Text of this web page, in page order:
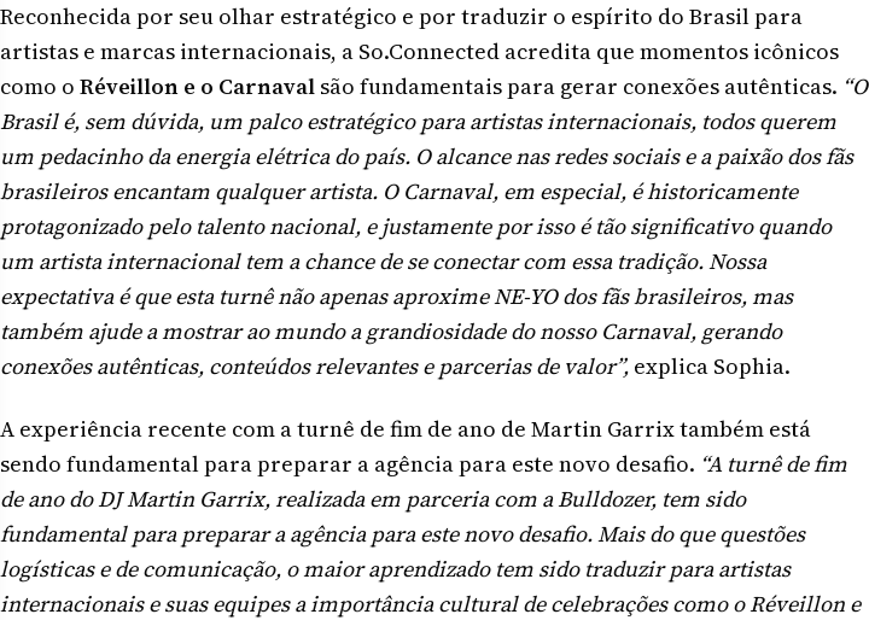
Reconhecida por seu olhar estratégico e por traduzir o espírito do Brasil para
artistas e marcas internacionais, a So.Connected acredita que momentos icônicos
como o Réveillon e o Carnaval são fundamentais para gerar conexões autênticas. “O
Brasil é, sem dúvida, um palco estratégico para artistas internacionais, todos querem
um pedacinho da energia elétrica do país. O alcance nas redes sociais e a paixão dos fãs
brasileiros encantam qualquer artista. O Carnaval, em especial, é historicamente
protagonizado pelo talento nacional, e justamente por isso é tão significativo quando
um artista internacional tem a chance de se conectar com essa tradição. Nossa
expectativa é que esta turnê não apenas aproxime NE-YO dos fãs brasileiros, mas
também ajude a mostrar ao mundo a grandiosidade do nosso Carnaval, gerando
conexões autênticas, conteúdos relevantes e parcerias de valor”, explica Sophia.
A experiência recente com a turnê de fim de ano de Martin Garrix também está
sendo fundamental para preparar a agência para este novo desafio. “A turnê de fim
de ano do DJ Martin Garrix, realizada em parceria com a Bulldozer, tem sido
fundamental para preparar a agência para este novo desafio. Mais do que questões
logísticas e de comunicação, o maior aprendizado tem sido traduzir para artistas
internacionais e suas equipes a importância cultural de celebrações como o Réveillon e